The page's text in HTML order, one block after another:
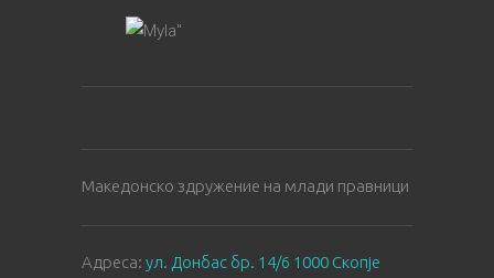
Македонско здружение на млади правници
Aдреса: ул. Донбас бр. 14/6 1000 Скопје